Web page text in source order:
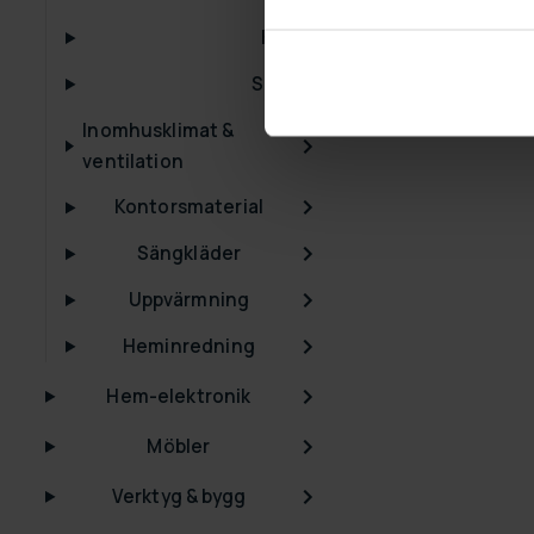
Kranar
Speglar
Inomhusklimat &
ventilation
Kontorsmaterial
Sängkläder
Uppvärmning
Heminredning
Hem-elektronik
Möbler
Verktyg & bygg